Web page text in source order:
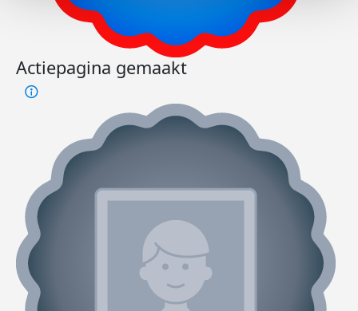
Actiepagina gemaakt